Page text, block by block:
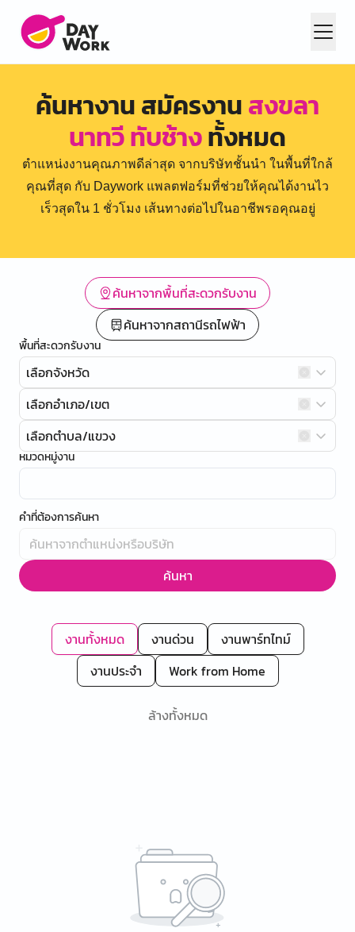
ค้นหางาน สมัครงานสงขลา
นาทวี ทับช้างทั้งหมด
ตำแหน่งงานคุณภาพดีล่าสุด จากบริษัทชั้นนำ ในพื้นที่ใกล้
คุณที่สุด กับ Daywork แพลตฟอร์มที่ช่วยให้คุณได้งานไว
เร็วสุดใน 1 ชั่วโมง เส้นทางต่อไปในอาชีพรอคุณอยู่
ค้นหาจากพื้นที่สะดวกรับงาน
ค้นหาจากสถานีรถไฟฟ้า
พื้นที่สะดวกรับงาน
เลือกจังหวัด
เลือกอำเภอ/เขต
เลือกตำบล/แขวง
หมวดหมู่งาน
คำที่ต้องการค้นหา
ค้นหา
งานทั้งหมด งานด่วน
งานพาร์ทไทม์
งานประจำ
Work from Home
ล้างทั้งหมด